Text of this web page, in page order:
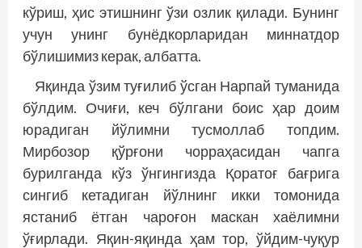
кўриш, ҳис этишнинг ўзи озлик қилади. Бунинг
учун унинг бунёдкорларидан миннатдор
бўлишимиз керак, албатта.
Яқинда ўзим туғилиб ўсган Нарпай туманида
бўлдим. Очиғи, кеч бўлгани боис ҳар доим
юрадиган йўлимни тусмоллаб топдим.
Мирбозор қўрғони чорраҳасидан чапга
бурилганда кўз ўнгингизда Қоратоғ бағрига
сингиб кетадиган йўлнинг икки томонида
ястаниб ётган чароғон маскан хаёлимни
ўғирлади. Яқин-яқинда ҳам тор, ўйдим-чуқур